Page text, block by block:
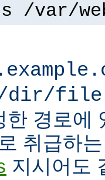
/var/
dir/
한 경로에
취급하
지시어도